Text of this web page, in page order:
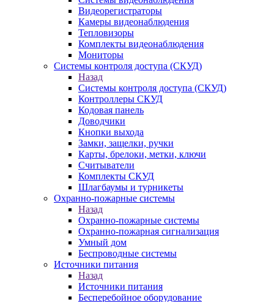
Видеорегистраторы
Камеры видеонаблюдения
Тепловизоры
Комплекты видеонаблюдения
Мониторы
Системы контроля доступа (СКУД)
Назад
Системы контроля доступа (СКУД)
Контроллеры СКУД
Кодовая панель
Доводчики
Кнопки выхода
Замки, защелки, ручки
Карты, брелоки, метки, ключи
Считыватели
Комплекты СКУД
Шлагбаумы и турникеты
Охранно-пожарные системы
Назад
Охранно-пожарные системы
Охранно-пожарная сигнализация
Умный дом
Беспроводные системы
Источники питания
Назад
Источники питания
Бесперебойное оборудование